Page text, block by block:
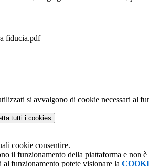
fiducia.pdf
si avvalgono di cookie necessari al
tutti i cookies
cookie consentire.
il funzionamento della piattaforma e non
al funzionamento potete visionare la